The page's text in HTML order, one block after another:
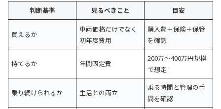
判断基準 見るべきこと 目安
買えるか
車両価格だけでなく
初年度費用
購入費＋保険＋保管
を確認
持てるか 年間固定費
200万〜400万円規模
で想定
乗り続けられるか 生活との両立
乗る時間と管理の手
間を確認